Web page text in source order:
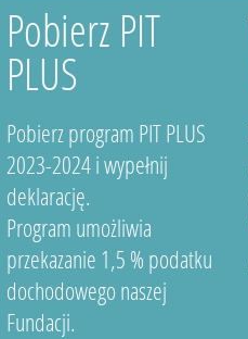
Pobierz PIT
PLUS
Pobierz program PIT PLUS
2023-2024 i wypełnij
deklarację.
Program umożliwia
przekazanie 1,5 % podatku
dochodowego naszej
Fundacji.